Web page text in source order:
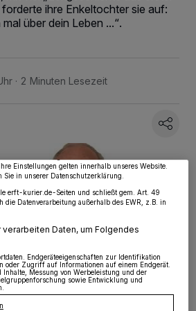
ihre Enkeltochter sie auf:
über dein Leben ...“.
2 Minuten Lesezeit
zu ändern oder Ihre Einwilligung zu
Link Einstellungen oder Ablehnen am unteren
Einstellungen gelten innerhalb unseres Website.
Sie in unserer Datenschutzerklärung.
erft-kurier.de-Seiten und schließt gem. Art. 49
die Datenverarbeitung außerhalb des EWR, z.B. in
verarbeiten Daten, um Folgendes
Endgeräteeigenschaften zur Identifikation
oder Zugriff auf Informationen auf einem Endgerät.
Inhalte, Messung von Werbeleistung und der
sowie Entwicklung und